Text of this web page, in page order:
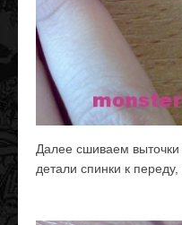
Далее сшиваем
детали спинки к